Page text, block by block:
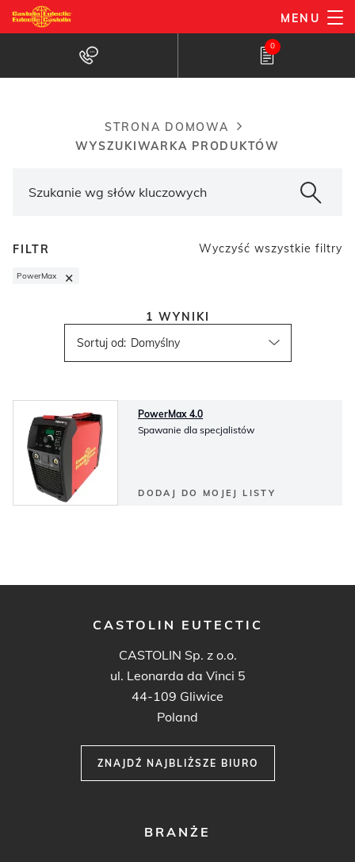
Przejdź
do
MENU
Wyszukiwarka produktów
0
Breadcrumb
STRONA DOMOWA
WYSZUKIWARKA PRODUKTÓW
FILTR Wyczyść wszystkie filtry
PowerMax ×
Sortuj od:
1 WYNIKI
PowerMax 4.0
Spawanie dla specjalistów
DODAJ DO MOJEJ LISTY
CASTOLIN EUTECTIC
CASTOLIN Sp. z o.o.
ul. Leonarda da Vinci 5
44-109 Gliwice
Poland
ZNAJDŹ NAJBLIŻSZE BIURO
BRANŻE